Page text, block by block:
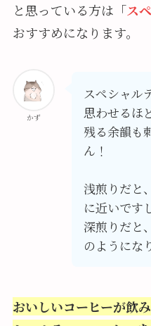
と思っている方は「ス
おすすめになります。
かず
スペシャル
思わせるほ
残る余韻も
ん！
浅煎りだと
に近いです
深煎りだと
のようにな
おいしいコーヒーが飲